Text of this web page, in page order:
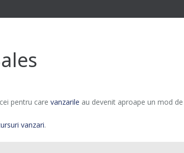
pentru care vanzarile au devenit aproape un mod
vanzari.